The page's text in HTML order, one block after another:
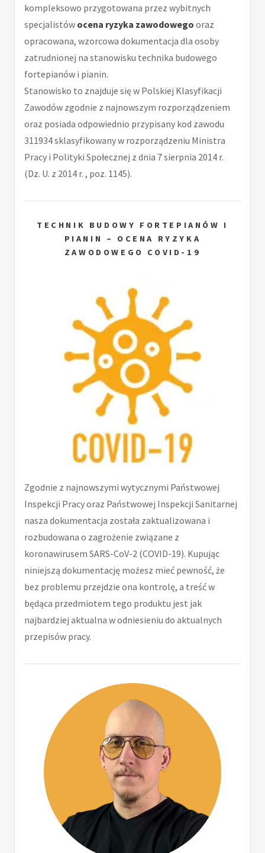
kompleksowo przygotowana przez wybitnych
specjalistów ocena ryzyka zawodowego oraz
opracowana, wzorcowa dokumentacja dla osoby
zatrudnionej na stanowisku technika budowego
fortepianów i pianin.
Stanowisko to znajduje się w Polskiej Klasyfikacji
Zawodów zgodnie z najnowszym rozporządzeniem
oraz posiada odpowiednio przypisany kod zawodu
311934 sklasyfikowany w rozporządzeniu Ministra
Pracy i Polityki Społecznej z dnia 7 sierpnia 2014 r.
(Dz. U. z 2014 r. , poz. 1145).
TECHNIK BUDOWY FORTEPIANÓW I
PIANIN – OCENA RYZYKA
ZAWODOWEGO COVID-19
Zgodnie z najnowszymi wytycznymi Państwowej
Inspekcji Pracy oraz Państwowej Inspekcji Sanitarnej
nasza dokumentacja została zaktualizowana i
rozbudowana o zagrożenie związane z
koronawirusem SARS-CoV-2 (COVID-19). Kupując
niniejszą dokumentację możesz mieć pewność, że
bez problemu przejdzie ona kontrolę, a treść w
będąca przedmiotem tego produktu jest jak
najbardziej aktualna w odniesieniu do aktualnych
przepisów pracy.